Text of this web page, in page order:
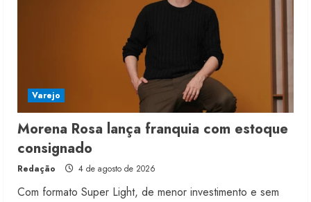
Varejo
Morena Rosa lança franquia com estoque
consignado
Redação 4 de agosto de 2026
Com formato Super Light, de menor investimento e sem